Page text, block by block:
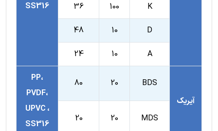
SS316
K
100
36
D
10
48
A
10
24
آیریک
BDS
20
80
PP،
PVDF،
UPVC ،
SS316
MDS
20
20